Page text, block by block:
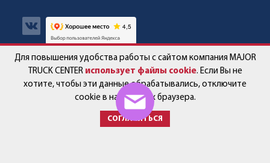
Авто в наличии
Спецпредложения
Контакты
Работа в компании
Новости
Для повышения удобства работы с сайтом компания MAJOR
TRUCK CENTER использует файлы cookie. Если Вы не
хотите, чтобы эти данные обрабатывались, отключите
cookie в настройках браузера.
СОГЛАСИТЬСЯ